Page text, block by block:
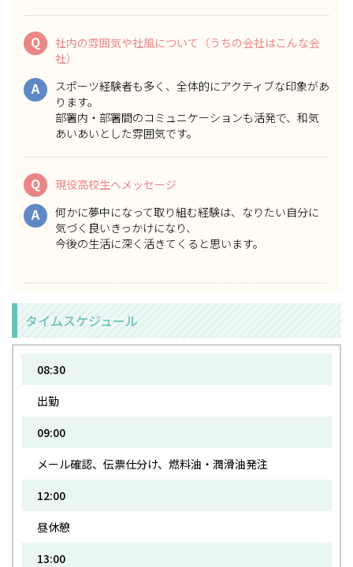
Q
社内の雰囲気や社風について（うちの会社はこんな会
社）
A
スポーツ経験者も多く、全体的にアクティブな印象があ
ります。
部署内・部署間のコミュニケーションも活発で、和気
あいあいとした雰囲気です。
Q 現役高校生へメッセージ
A
何かに夢中になって取り組む経験は、なりたい自分に
気づく良いきっかけになり、
今後の生活に深く活きてくると思います。
タイムスケジュール
08:30
出勤
09:00
メール確認、伝票仕分け、燃料油・潤滑油発注
12:00
昼休憩
13:00